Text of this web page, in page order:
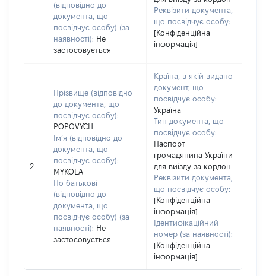
(відповідно до
документа, що
посвідчує особу) (за
наявності): Не
застосовується
Реквізити документа,
що посвідчує особу:
[Конфіденційна
інформація]
2
Прізвище (відповідно
до документа, що
посвідчує особу):
POPOVYCH
Ім’я (відповідно до
документа, що
посвідчує особу):
MYKOLA
По батькові
(відповідно до
документа, що
посвідчує особу) (за
наявності): Не
застосовується
Країна, в якій видано
документ, що
посвідчує особу:
Україна
Тип документа, що
посвідчує особу:
Паспорт
громадянина України
для виїзду за кордон
Реквізити документа,
що посвідчує особу:
[Конфіденційна
інформація]
Ідентифікаційний
номер (за наявності):
[Конфіденційна
інформація]